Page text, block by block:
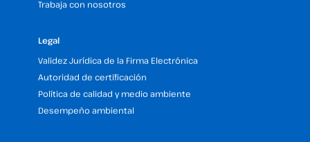
Trabaja con nosotros
Legal
Validez Jurídica de la Firma Electrónica
Autoridad de certificación
Política de calidad y medio ambiente
Desempeño ambiental